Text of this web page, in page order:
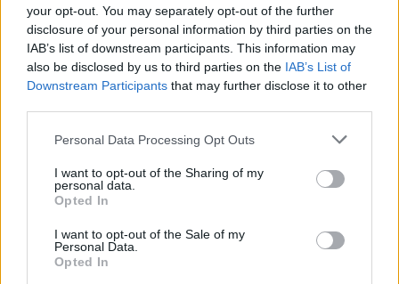
your opt-out. You may separately opt-out of the further
disclosure of your personal information by third parties on the
IAB’s list of downstream participants. This information may
also be disclosed by us to third parties on the IAB’s List of
Downstream Participants that may further disclose it to other
Personal Data Processing Opt Outs
I want to opt-out of the Sharing of my
personal data.
Opted In
I want to opt-out of the Sale of my
Personal Data.
Opted In
bagatelizowanie sygnałów ze strony
organizmu, wpłynie za parę lat na nasz stan
zdrowia. Ignacy Krasicki w swych utworach